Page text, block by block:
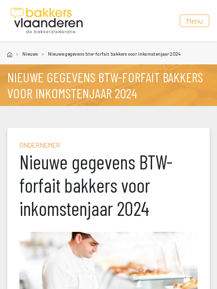
Menu
Nieuw Nieuwe gegevens btw-forfait bakkers voor inkomstenjaar 2024
NIEUWE GEGEVENS BTW-FORFAIT BAKKERS
VOOR INKOMSTENJAAR 2024
ONDERNEMER
Nieuwe gegevens BTW-
forfait bakkers voor
inkomstenjaar 2024